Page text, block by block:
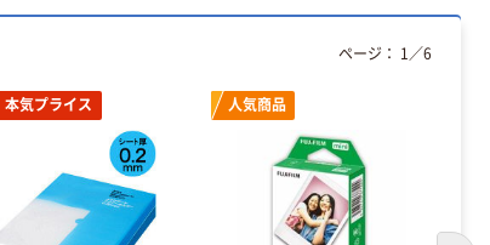
本気プライス 人気商品
ページ： 1 ／6
トーカイスクリ
1100MM用 ブ
ラウン
￥7,820~
（税込）
トーカイスクリ
ーン AFパネ
ル パネル連結